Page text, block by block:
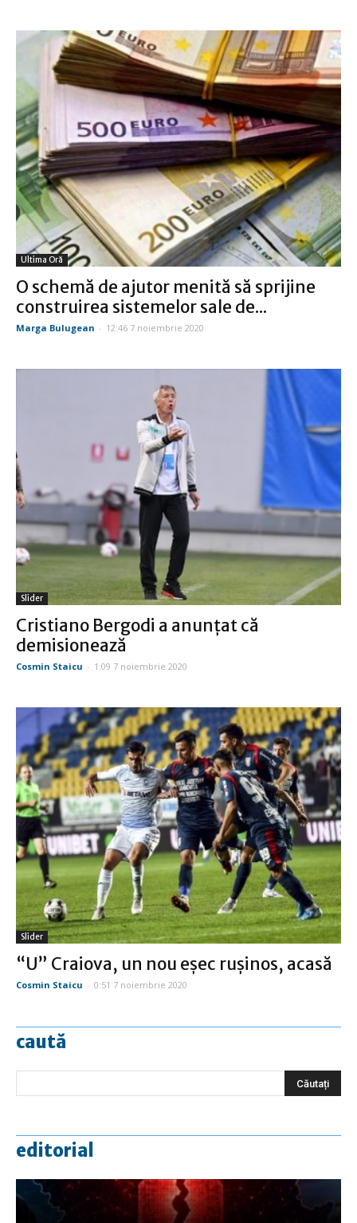
Ultima Oră
O schemă de ajutor menită să sprijine
construirea sistemelor sale de...
Marga Bulugean - 12:46 7 noiembrie 2020
Slider
Cristiano Bergodi a anunţat că
demisionează
Cosmin Staicu - 1:09 7 noiembrie 2020
Slider
“U” Craiova, un nou eşec ruşinos, acasă
Cosmin Staicu - 0:51 7 noiembrie 2020
caută
editorial